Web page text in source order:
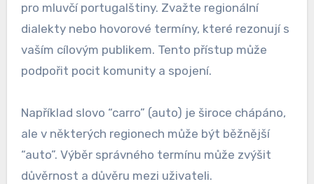
pro mluvčí portugalštiny. Zvažte regionální
dialekty nebo hovorové termíny, které rezonují s
vaším cílovým publikem. Tento přístup může
podpořit pocit komunity a spojení.
Například slovo “carro” (auto) je široce chápáno,
ale v některých regionech může být běžnější
“auto”. Výběr správného termínu může zvýšit
důvěrnost a důvěru mezi uživateli.